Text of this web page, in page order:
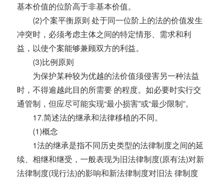
基本价值的位阶高于非基本价值。
(2)个案平衡原则 处于同一位阶上的法的价值发生
冲突时，必须考虑主体之间的特定情形、需求和利
益，以使个案能够兼顾双方的利益。
(3)比例原则
为保护某种较为优越的法价值须侵害另一种法益
时，不得逾越此目的所需要 的程度。如必要时实行交
通管制，但应尽可能实现“最小损害”或“最少限制”。
17.简述法的继承和法律移植的不同。
(1)概念
1法的继承是指不同历史类型的法律制度之间的延
续、相继和继受，一般表现为旧法律制度(原有法)对新
法律制度(现行法)的影响和新法律制度对旧法 律制度